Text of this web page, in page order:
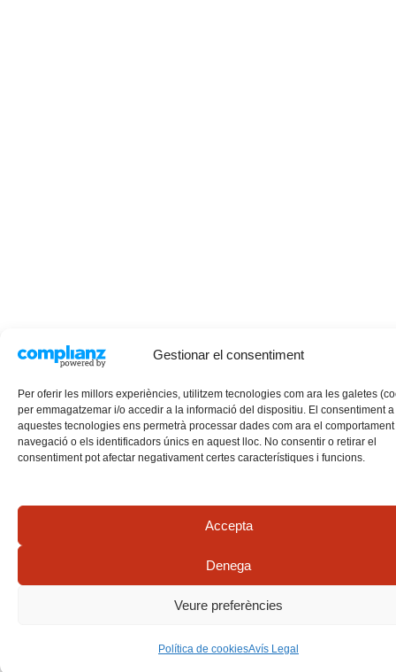
Gestionar el consentiment
Per oferir les millors experiències, utilitzem tecnologies com ara les galetes
per emmagatzemar i/o accedir a la informació del dispositiu. El consentiment a
aquestes tecnologies ens permetrà processar dades com ara el
navegació o els identificadors únics en aquest lloc. No consentir o retirar el
consentiment pot afectar negativament certes característiques i funcions.
Accepta
Denega
Veure preferències
Política de cookiesAvís Legal